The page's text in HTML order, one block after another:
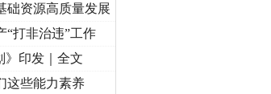
频]牢记初心使命 奋进复兴征程丨红船起航处 潮起..
础资源高质量发展
“打非治违”工作
》印发｜全文
这些能力素养